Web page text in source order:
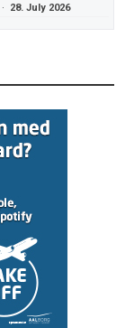
· 28. July 2026